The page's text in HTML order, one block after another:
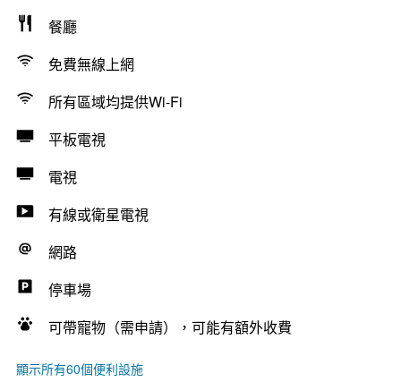
餐廳
免費無線上網
所有區域均提供Wi-Fi
平板電視
電視
有線或衛星電視
網路
停車場
可帶寵物（需申請），可能有額外收費
顯示所有60個便利設施